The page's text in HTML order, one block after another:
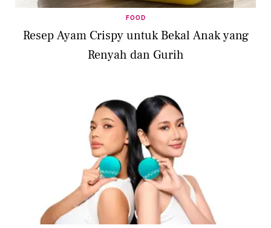
FOOD
Resep Ayam Crispy untuk Bekal Anak yang
Renyah dan Gurih